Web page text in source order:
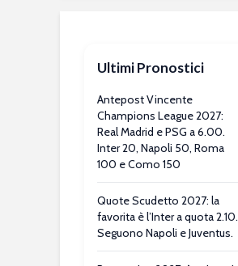
Ultimi Pronostici
Antepost Vincente
Champions League 2027:
Real Madrid e PSG a 6.00.
Inter 20, Napoli 50, Roma
100 e Como 150
Quote Scudetto 2027: la
favorita è l’Inter a quota 2.10.
Seguono Napoli e Juventus.